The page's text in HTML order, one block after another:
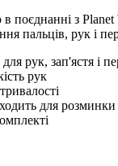
поєднанні з
пальців, рук і
рук, зап'ястя і
рук
для